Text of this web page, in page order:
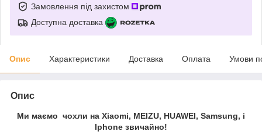
Замовлення під захистом
Доступна доставка
Опис Характеристики Доставка Оплата Умови
Опис
Ми маємо чохли на Xiaomi, MEIZU, HUAWEI, Samsung, і
Iphone звичайно!